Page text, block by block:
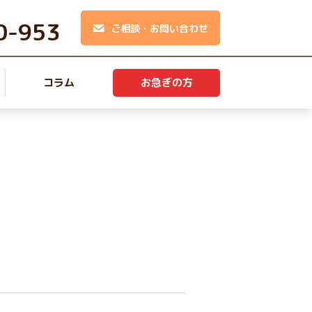
953 ご相談・お問い合わせ
コラム お急ぎの方